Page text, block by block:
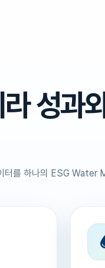
성과
터를 하나의 ESG Water